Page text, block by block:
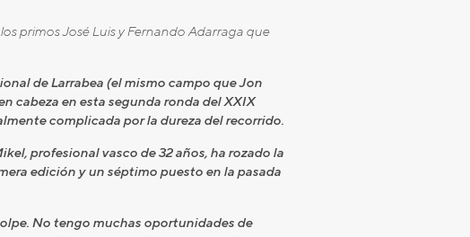
primos José Luis y Fernando Adarraga que
de Larrabea (el mismo campo que Jon
cabeza en esta segunda ronda del XXIX
complicada por la dureza del recorrido.
profesional vasco de 32 años, ha rozado la
edición y un séptimo puesto en la pasada
No tengo muchas oportunidades de